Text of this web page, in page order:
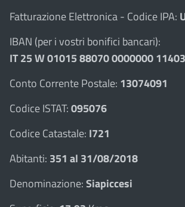
Fatturazione Elettronica - Codice IPA:
IBAN (per i vostri bonifici bancari):
IT 25 W 01015 88070 0000000 11403
Conto Corrente Postale: 13074091
Codice ISTAT:095076
Codice Catastale: I721
Abitanti: 351 al 31/08/2018
Denominazione:Siapiccesi